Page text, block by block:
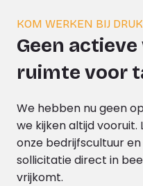
KOM WERKEN BIJ
Geen
ruimte voor
We hebben nu geen
we kijken altijd
onze bedrijfscultuur
sollicitatie direct in
vrijkomt.